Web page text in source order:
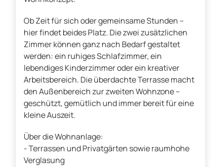
Ob Zeit für sich oder gemeinsame Stunden –
hier findet beides Platz. Die zwei zusätzlichen
Zimmer können ganz nach Bedarf gestaltet
werden: ein ruhiges Schlafzimmer, ein
lebendiges Kinderzimmer oder ein kreativer
Arbeitsbereich. Die überdachte Terrasse macht
den Außenbereich zur zweiten Wohnzone –
geschützt, gemütlich und immer bereit für eine
kleine Auszeit.
Über die Wohnanlage:
- Terrassen und Privatgärten sowie raumhohe
Verglasung